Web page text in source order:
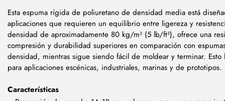
Esta espuma rígida de poliuretano de densidad media está
aplicaciones que requieren un equilibrio entre ligereza y
densidad de aproximadamente 80 kg/m³ (5 lb/ft³), ofrece una
compresión y durabilidad superiores en comparación con
densidad, mientras sigue siendo fácil de moldear y terminar. Esto
para aplicaciones escénicas, industriales, marinas y de prototipos.
Características